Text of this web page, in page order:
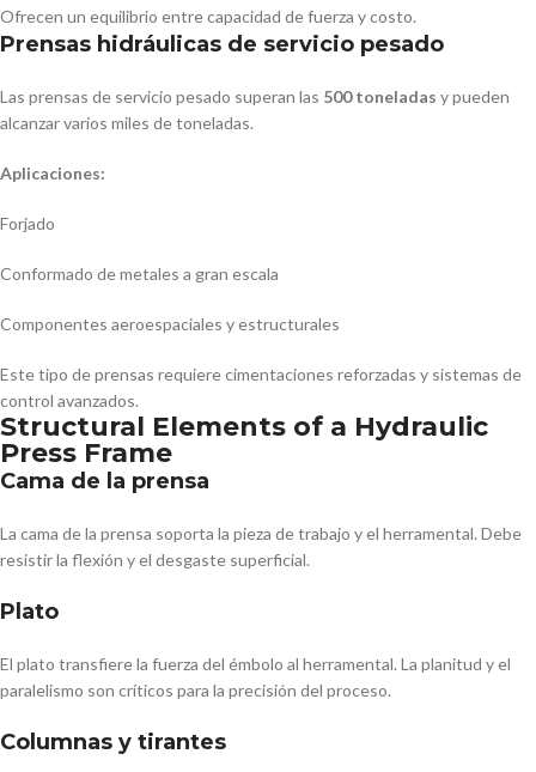
Ofrecen un equilibrio entre capacidad de fuerza y costo.
Prensas hidráulicas de servicio pesado
Las prensas de servicio pesado superan las 500 toneladas y pueden
alcanzar varios miles de toneladas.
Aplicaciones:
Forjado
Conformado de metales a gran escala
Componentes aeroespaciales y estructurales
Este tipo de prensas requiere cimentaciones reforzadas y sistemas de
control avanzados.
Structural Elements of a Hydraulic
Press Frame
Cama de la prensa
La cama de la prensa soporta la pieza de trabajo y el herramental. Debe
resistir la flexión y el desgaste superficial.
Plato
El plato transfiere la fuerza del émbolo al herramental. La planitud y el
paralelismo son críticos para la precisión del proceso.
Columnas y tirantes